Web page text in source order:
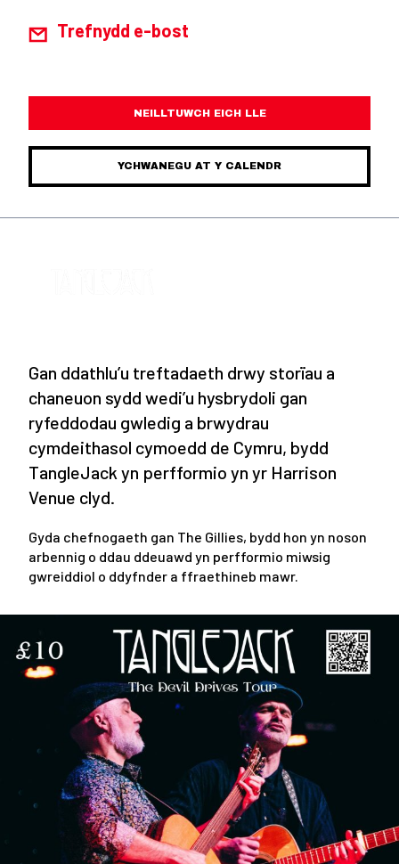
Trefnydd e-bost
NEILLTUWCH EICH LLE
YCHWANEGU AT Y CALENDR
Gan ddathlu’u treftadaeth drwy storïau a
chaneuon sydd wedi’u hysbrydoli gan
ryfeddodau gwledig a brwydrau
cymdeithasol cymoedd de Cymru, bydd
TangleJack yn perfformio yn yr Harrison
Venue clyd.
Gyda chefnogaeth gan The Gillies, bydd hon yn noson
arbennig o ddau ddeuawd yn perfformio miwsig
gwreiddiol o ddyfnder a ffraethineb mawr.